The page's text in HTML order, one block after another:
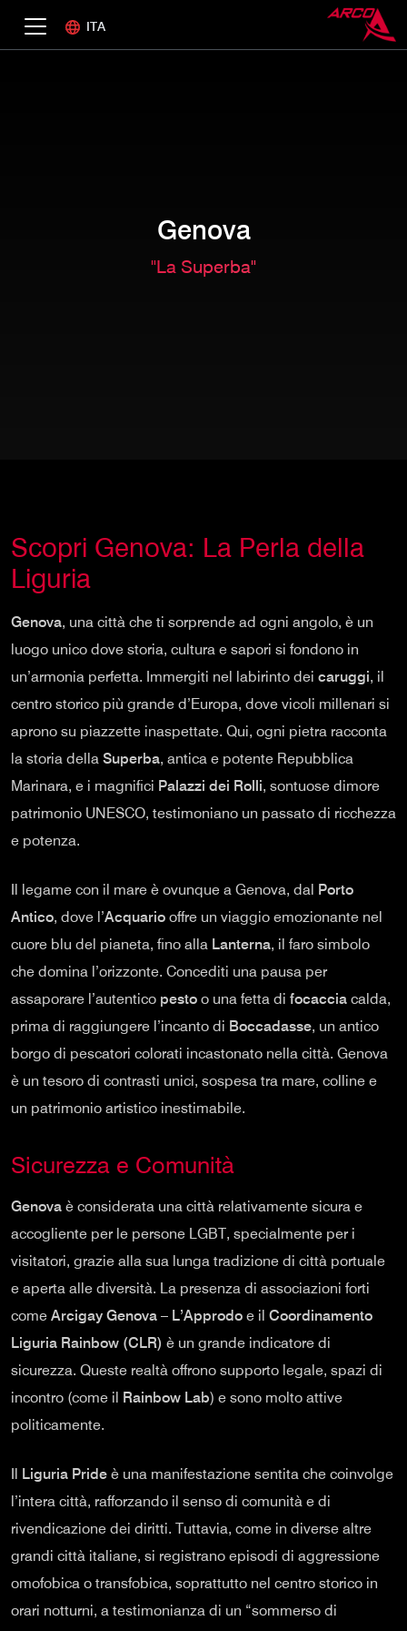
ITA
Genova
"La Superba"
Scopri Genova: La Perla della
Liguria
Genova, una città che ti sorprende ad ogni angolo, è un
luogo unico dove storia, cultura e sapori si fondono in
un’armonia perfetta. Immergiti nel labirinto dei caruggi, il
centro storico più grande d’Europa, dove vicoli millenari si
aprono su piazzette inaspettate. Qui, ogni pietra racconta
la storia della Superba, antica e potente Repubblica
Marinara, e i magnifici Palazzi dei Rolli, sontuose dimore
patrimonio UNESCO, testimoniano un passato di ricchezza
e potenza.
Il legame con il mare è ovunque a Genova, dal Porto
Antico, dove l’Acquario offre un viaggio emozionante nel
cuore blu del pianeta, fino alla Lanterna, il faro simbolo
che domina l’orizzonte. Concediti una pausa per
assaporare l’autentico pesto o una fetta di focaccia calda,
prima di raggiungere l’incanto di Boccadasse, un antico
borgo di pescatori colorati incastonato nella città. Genova
è un tesoro di contrasti unici, sospesa tra mare, colline e
un patrimonio artistico inestimabile.
Sicurezza e Comunità
Genova è considerata una città relativamente sicura e
accogliente per le persone LGBT, specialmente per i
visitatori, grazie alla sua lunga tradizione di città portuale
e aperta alle diversità. La presenza di associazioni forti
come Arcigay Genova – L’Approdo e il Coordinamento
Liguria Rainbow (CLR) è un grande indicatore di
sicurezza. Queste realtà offrono supporto legale, spazi di
incontro (come il Rainbow Lab) e sono molto attive
politicamente.
Il Liguria Pride è una manifestazione sentita che coinvolge
l’intera città, rafforzando il senso di comunità e di
rivendicazione dei diritti. Tuttavia, come in diverse altre
grandi città italiane, si registrano episodi di aggressione
omofobica o transfobica, soprattutto nel centro storico in
orari notturni, a testimonianza di un “sommerso di